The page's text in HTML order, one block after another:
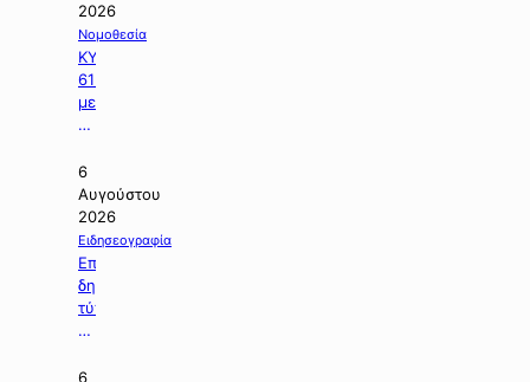
2026
Νομοθεσία
ΚΥΑ
61566/2026
με
θέμα:
ενδιαφέροντος
για
τη
χορήγηση
ενίσχυσης
σε
επιχειρήσεις
απώλειες
6
Αυγούστου
2026
Ειδησεογραφία
Επιλογή
δημοσιευμάτων
τύπου
της
6